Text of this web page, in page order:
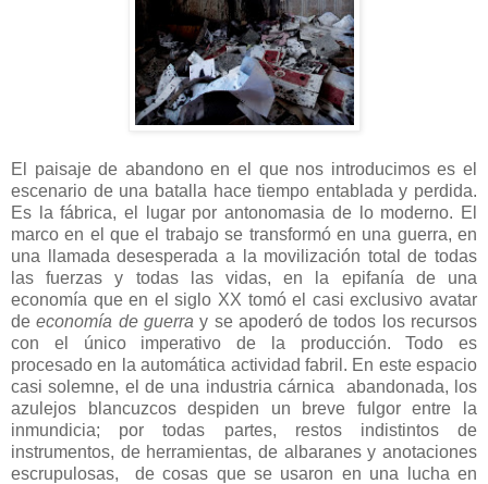
El paisaje de abandono en el que nos introducimos es el
escenario de una batalla hace tiempo entablada y perdida.
Es la fábrica, el lugar por antonomasia de lo moderno. El
marco en el que el trabajo se transformó en una guerra, en
una llamada desesperada a la movilización total de todas
las fuerzas y todas las vidas, en la epifanía de una
economía que en el siglo XX tomó el casi exclusivo avatar
deeconomía de guerra y se apoderó de todos los recursos
con el único imperativo de la producción. Todo es
procesado en la automática actividad fabril. En este espacio
casi solemne, el de una industria cárnica abandonada, los
azulejos blancuzcos despiden un breve fulgor entre la
inmundicia; por todas partes, restos indistintos de
instrumentos, de herramientas, de albaranes y anotaciones
escrupulosas, de cosas que se usaron en una lucha en